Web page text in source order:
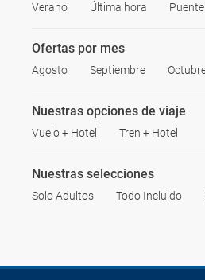
Verano Última hora
Ofertas por mes
Agosto Septiembre
Nuestras opciones de viaje
Vuelo + Hotel Tren + Hotel
Nuestras selecciones
Solo Adultos Todo Incluido